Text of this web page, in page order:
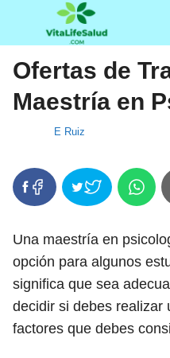
Ofertas de
Maestría en
E Ruiz
Una maestría en
opción para algunos
significa que sea
decidir si debes realizar
factores que debes